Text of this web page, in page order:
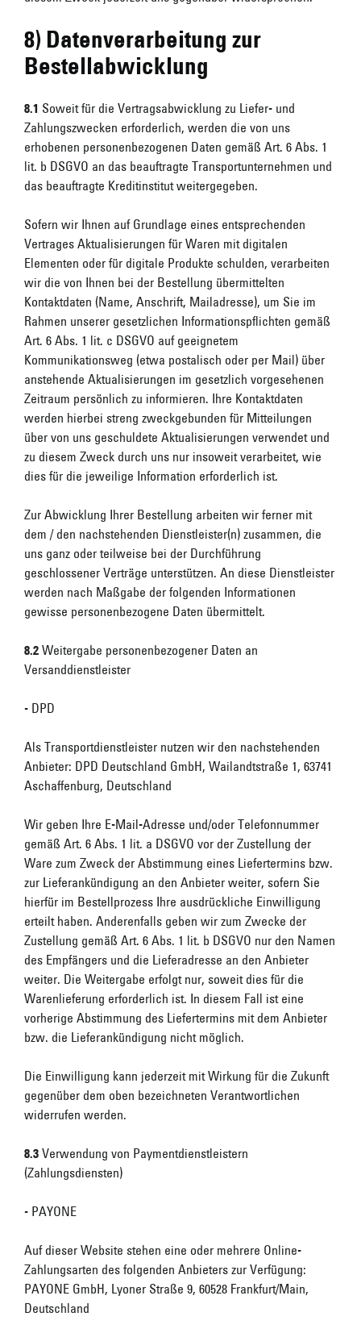
8) Datenverarbeitung zur
Bestellabwicklung
8.1 Soweit für die Vertragsabwicklung zu Liefer- und
Zahlungszwecken erforderlich, werden die von uns
erhobenen personenbezogenen Daten gemäß Art. 6 Abs. 1
lit. b DSGVO an das beauftragte Transportunternehmen und
das beauftragte Kreditinstitut weitergegeben.
Sofern wir Ihnen auf Grundlage eines entsprechenden
Vertrages Aktualisierungen für Waren mit digitalen
Elementen oder für digitale Produkte schulden, verarbeiten
wir die von Ihnen bei der Bestellung übermittelten
Kontaktdaten (Name, Anschrift, Mailadresse), um Sie im
Rahmen unserer gesetzlichen Informationspflichten gemäß
Art. 6 Abs. 1 lit. c DSGVO auf geeignetem
Kommunikationsweg (etwa postalisch oder per Mail) über
anstehende Aktualisierungen im gesetzlich vorgesehenen
Zeitraum persönlich zu informieren. Ihre Kontaktdaten
werden hierbei streng zweckgebunden für Mitteilungen
über von uns geschuldete Aktualisierungen verwendet und
zu diesem Zweck durch uns nur insoweit verarbeitet, wie
dies für die jeweilige Information erforderlich ist.
Zur Abwicklung Ihrer Bestellung arbeiten wir ferner mit
dem / den nachstehenden Dienstleister(n) zusammen, die
uns ganz oder teilweise bei der Durchführung
geschlossener Verträge unterstützen. An diese Dienstleister
werden nach Maßgabe der folgenden Informationen
gewisse personenbezogene Daten übermittelt.
8.2 Weitergabe personenbezogener Daten an
Versanddienstleister
- DPD
Als Transportdienstleister nutzen wir den nachstehenden
Anbieter: DPD Deutschland GmbH, Wailandtstraße 1, 63741
Aschaffenburg, Deutschland
Wir geben Ihre E-Mail-Adresse und/oder Telefonnummer
gemäß Art. 6 Abs. 1 lit. a DSGVO vor der Zustellung der
Ware zum Zweck der Abstimmung eines Liefertermins bzw.
zur Lieferankündigung an den Anbieter weiter, sofern Sie
hierfür im Bestellprozess Ihre ausdrückliche Einwilligung
erteilt haben. Anderenfalls geben wir zum Zwecke der
Zustellung gemäß Art. 6 Abs. 1 lit. b DSGVO nur den Namen
des Empfängers und die Lieferadresse an den Anbieter
weiter. Die Weitergabe erfolgt nur, soweit dies für die
Warenlieferung erforderlich ist. In diesem Fall ist eine
vorherige Abstimmung des Liefertermins mit dem Anbieter
bzw. die Lieferankündigung nicht möglich.
Die Einwilligung kann jederzeit mit Wirkung für die Zukunft
gegenüber dem oben bezeichneten Verantwortlichen
widerrufen werden.
8.3 Verwendung von Paymentdienstleistern
(Zahlungsdiensten)
- PAYONE
Auf dieser Website stehen eine oder mehrere Online-
Zahlungsarten des folgenden Anbieters zur Verfügung:
PAYONE GmbH, Lyoner Straße 9, 60528 Frankfurt/Main,
Deutschland